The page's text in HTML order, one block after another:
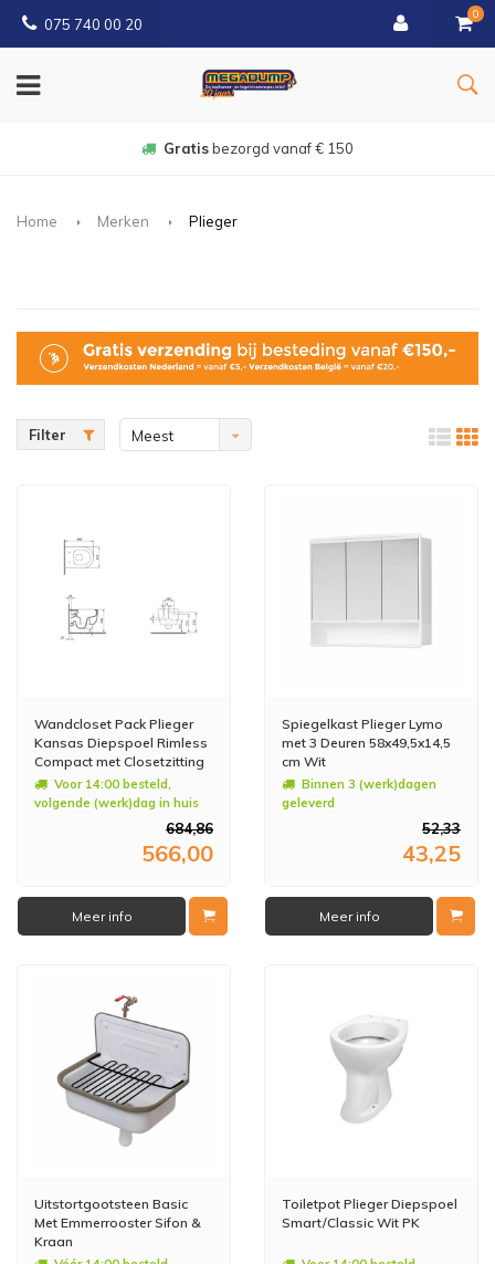
075 740 00 20
0
Gratisbezorgd vanaf € 150
Home Merken Plieger
Filter
Meest
Wandcloset Pack Plieger
Kansas Diepspoel Rimless
Compact met Closetzitting
36x49cm Mat Zwart
Voor 14:00 besteld,
volgende (werk)dag in huis
684,86
566,00
Meer info
Spiegelkast Plieger Lymo
met 3 Deuren 58x49,5x14,5
cm Wit
Binnen 3 (werk)dagen
geleverd
52,33
43,25
Meer info
Uitstortgootsteen Basic
Met Emmerrooster Sifon &
Kraan
Toiletpot Plieger Diepspoel
Smart/Classic Wit PK